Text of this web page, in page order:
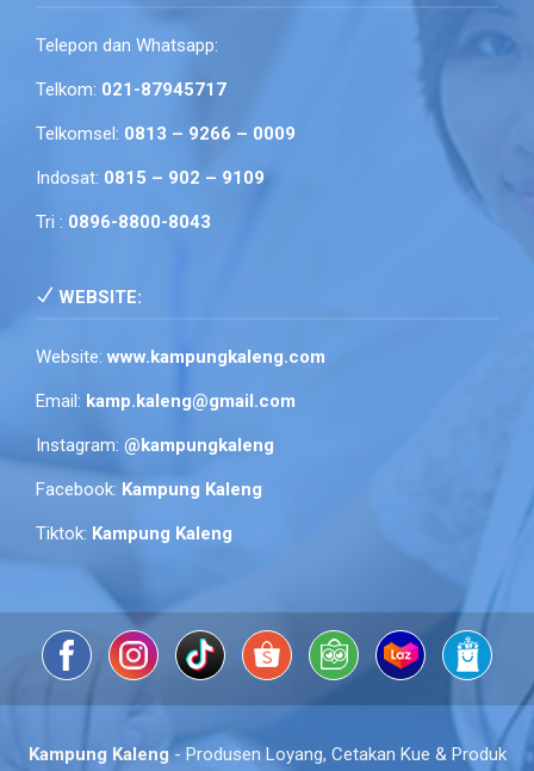
Telepon dan Whatsapp:
Telkom: 021-87945717
Telkomsel: 0813 – 9266 – 0009
Indosat: 0815 – 902 – 9109
Tri : 0896-8800-8043
WEBSITE:
Website: www.kampungkaleng.com
Email: kamp.kaleng@gmail.com
Instagram: @kampungkaleng
Facebook: Kampung Kaleng
Tiktok: Kampung Kaleng
Kampung Kaleng- Produsen Loyang, Cetakan Kue & Produk